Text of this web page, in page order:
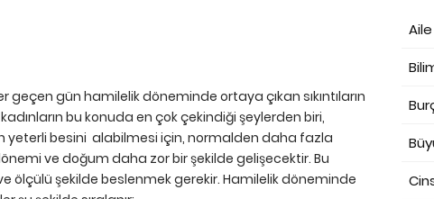
gün hamilelik döneminde ortaya çıkan sıkıntıların
bu konuda en çok çekindiği şeylerden biri,
yeterli besini alabilmesi için, normalden daha fazla
ve doğum daha zor bir şekilde gelişecektir. Bu
şekilde beslenmek gerekir. Hamilelik döneminde